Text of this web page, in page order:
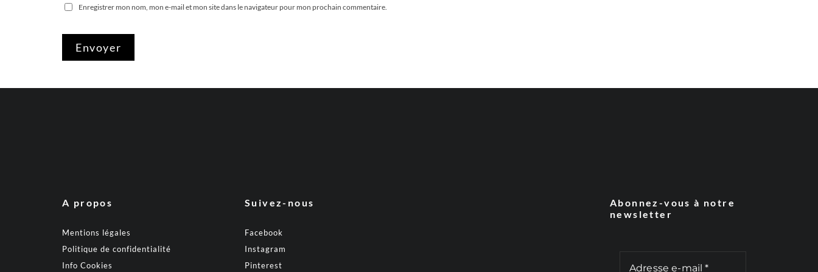
Enregistrer mon nom, mon e-mail et mon site dans le navigateur pour mon prochain commentaire.
A propos
Mentions légales
Politique de confidentialité
Info Cookies
Suivez-nous
Facebook
Instagram
Pinterest
Abonnez-vous à notre
newsletter